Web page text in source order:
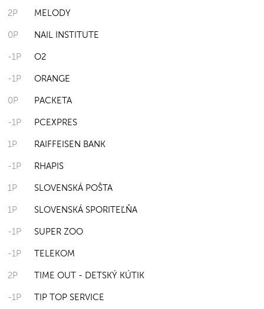
2P MELODY
0P NAIL INSTITUTE
-1P O2
-1P ORANGE
0P PACKETA
-1P PCEXPRES
1P RAIFFEISEN BANK
-1P RHAPIS
1P SLOVENSKÁ POŠTA
1P SLOVENSKÁ SPORITEĽŇA
-1P SUPER ZOO
-1P TELEKOM
2P TIME OUT - DETSKÝ KÚTIK
-1P TIP TOP SERVICE